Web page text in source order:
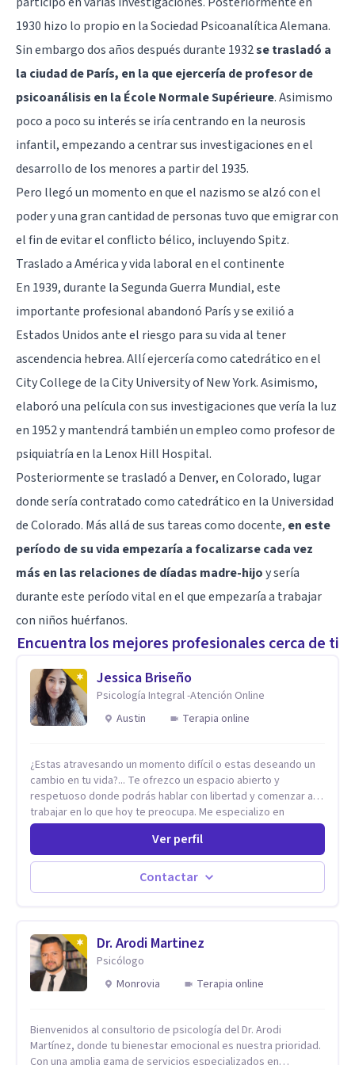
1930 hizo lo propio en la Sociedad Psicoanalítica Alemana.
Sin embargo dos años después durante 1932se trasladó a
la ciudad de París, en la que ejercería de profesor de
psicoanálisis en la École Normale Supérieure. Asimismo
poco a poco su interés se iría centrando en la neurosis
infantil, empezando a centrar sus investigaciones en el
desarrollo de los menores a partir del 1935.
Pero llegó un momento en que el nazismo se alzó con el
poder y una gran cantidad de personas tuvo que emigrar con
el fin de evitar el conflicto bélico, incluyendo Spitz.
Traslado a América y vida laboral en el continente
En 1939, durante la Segunda Guerra Mundial, este
importante profesional abandonó París y se exilió a
Estados Unidos ante el riesgo para su vida al tener
ascendencia hebrea. Allí ejercería como catedrático en el
City College de la City University of New York. Asimismo,
elaboró una película con sus investigaciones que vería la luz
en 1952 y mantendrá también un empleo como profesor de
psiquiatría en la Lenox Hill Hospital.
Posteriormente se trasladó a Denver, en Colorado, lugar
donde sería contratado como catedrático en la Universidad
de Colorado. Más allá de sus tareas como docente, en este
período de su vida empezaría a focalizarse cada vez
más en las relaciones de díadas madre-hijoy sería
durante este período vital en el que empezaría a trabajar
con niños huérfanos.
Encuentra los mejores profesionales cerca de ti
Jessica Briseño
Psicología Integral -Atención Online
Austin
Terapia online
¿Estas atravesando un momento difícil o estas deseando un
cambio en tu vida?... Te ofrezco un espacio abierto y
respetuoso donde podrás hablar con libertad y comenzar a
trabajar en lo que hoy te preocupa. Me especializo en
Trastornos de Ansiedad y a lo largo de mi experiencia
profesional he acompañado a muchas Familias y Parejas con
distintas problemáticas como el manejo del estrés,
Autoestima, Gestión de la Ira, Depresión, Retos en la Crianza,
Codependencia, Celos, entre otros. Cuento con más de 12
Adolescentes y Adultos
Ver perfil
Contactar
Dr. Arodi Martinez
Psicólogo
Monrovia
Terapia online
Bienvenidos al consultorio de psicología del Dr. Arodi
Martínez, donde tu bienestar emocional es nuestra prioridad.
Con una amplia gama de servicios especializados en